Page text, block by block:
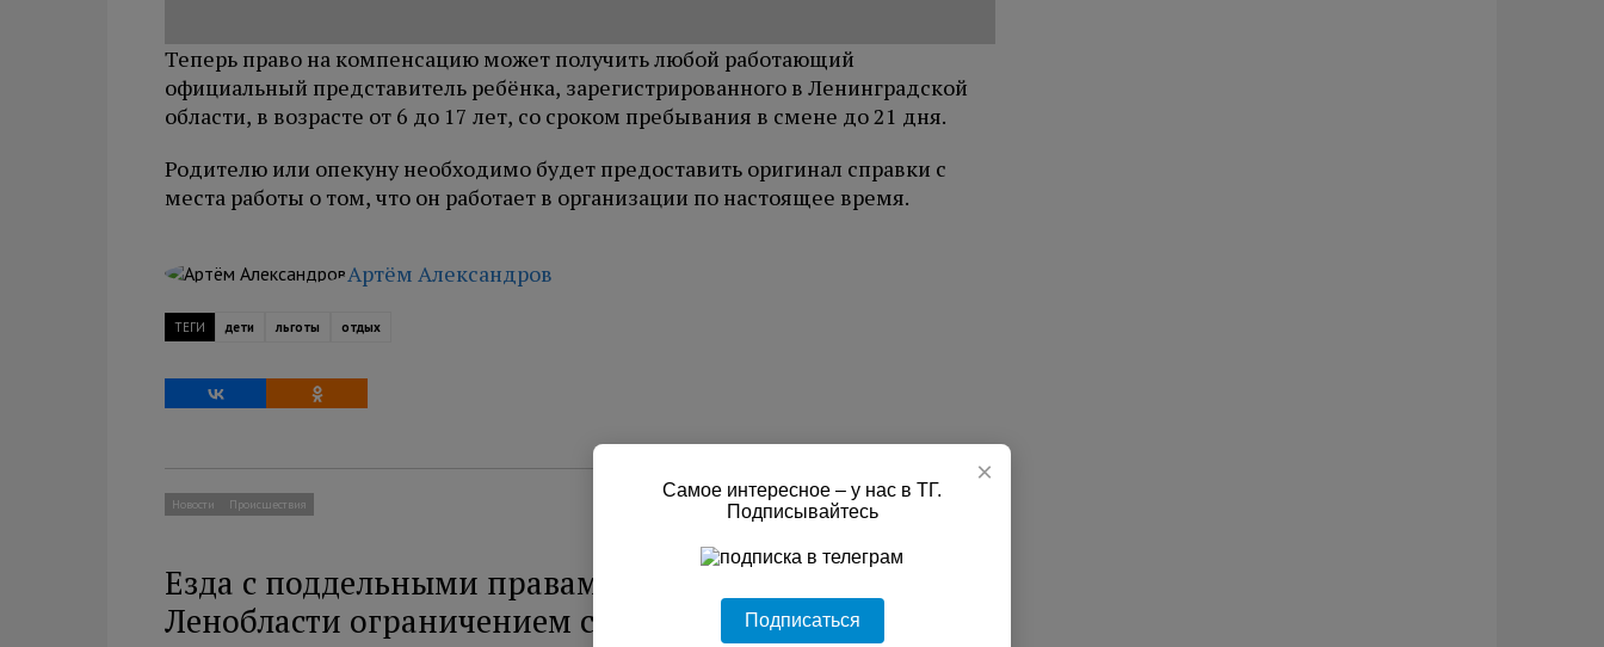
Теперь право на компенсацию может получить любой работающий
официальный представитель ребёнка, зарегистрированного в Ленинградской
области, в возрасте от 6 до 17 лет, со сроком пребывания в смене до 21 дня.
Родителю или опекуну необходимо будет предоставить оригинал справки с
места работы о том, что он работает в организации по настоящее время.
Артём Александров
ТЕГИ дети льготы отдых
Новости Происшествия
Езда с поддельными правами обернулась для жителя
Ленобласти ограничением свободы
×
Самое интересное – у нас в ТГ.
Подписывайтесь
Подписаться